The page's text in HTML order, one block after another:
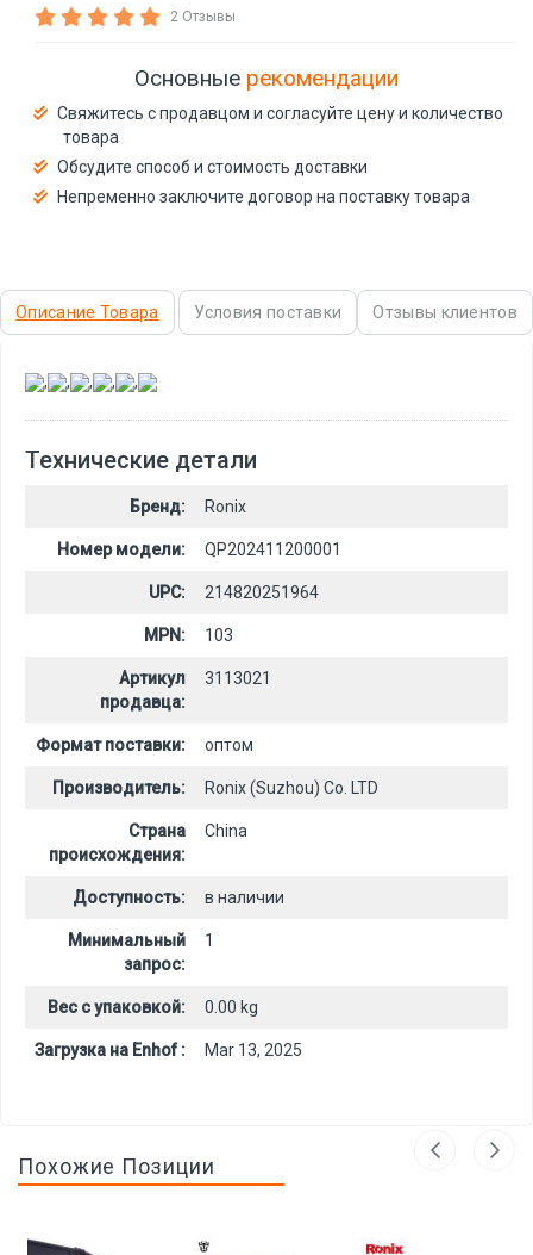
2 Отзывы
Основные рекомендации
Свяжитесь с продавцом и согласуйте цену и количество
товара
Обсудите способ и стоимость доставки
Непременно заключите договор на поставку товара
Описание Товара Условия поставки Отзывы клиентов
, , , , ,
Технические детали
Бренд: Ronix
Номер модели: QP202411200001
UPC: 214820251964
MPN: 103
Артикул
продавца:
3113021
Формат поставки: оптом
Производитель: Ronix (Suzhou) Co. LTD
Страна
происхождения:
China
Доступность: в наличии
Минимальный
запрос:
1
Вес с упаковкой: 0.00 kg
Загрузка на Enhof : Mar 13, 2025
Похожие Позиции